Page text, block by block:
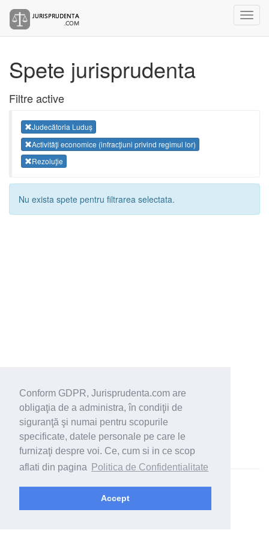
Conform GDPR, Jurisprudenta.com are
obligaţia de a administra, în condiţii de
siguranţă şi numai pentru scopurile
specificate, datele personale pe care le
furnizaţi despre voi. Ce, cum si in ce scop
aflati din pagina
Politica de Confidentialitate
Accept
Spete jurisprudenta
Filtre active
Judecătoria Luduș
Activităţi economice (infracţiuni privind regimul lor)
Rezoluţie
Nu exista spete pentru filtrarea selectata.
© 2026 - Jurisprudenta.com -Cautare-Termeni si conditii